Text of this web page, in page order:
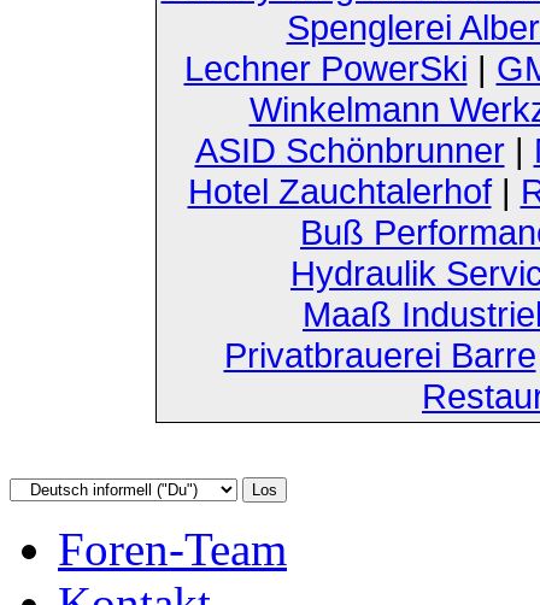
Spenglerei
Lechner PowerSki |
Winkelmann
ASID Schönbrunner|
Hotel Zauchtalerhof|
Buß
Hydraulik
Maaß
Privatbrauerei Barre
Foren-Team